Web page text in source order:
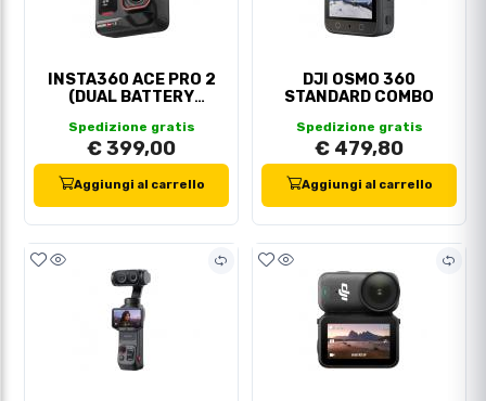
INSTA360 ACE PRO 2
(DUAL BATTERY
Spedizione gratis
€ 399,00
Aggiungi al carrello
DJI OSMO 360
STANDARD COMBO
Spedizione gratis
€ 479,80
Aggiungi al carrello